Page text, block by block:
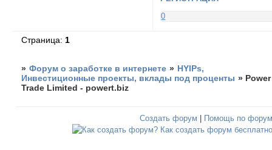
0
Страница: 1
» Форум о заработке в интернете » HYIPs,
Инвестиционные проекты, вклады под проценты » Power
Trade Limited - powert.biz
Создать форум Помощь по